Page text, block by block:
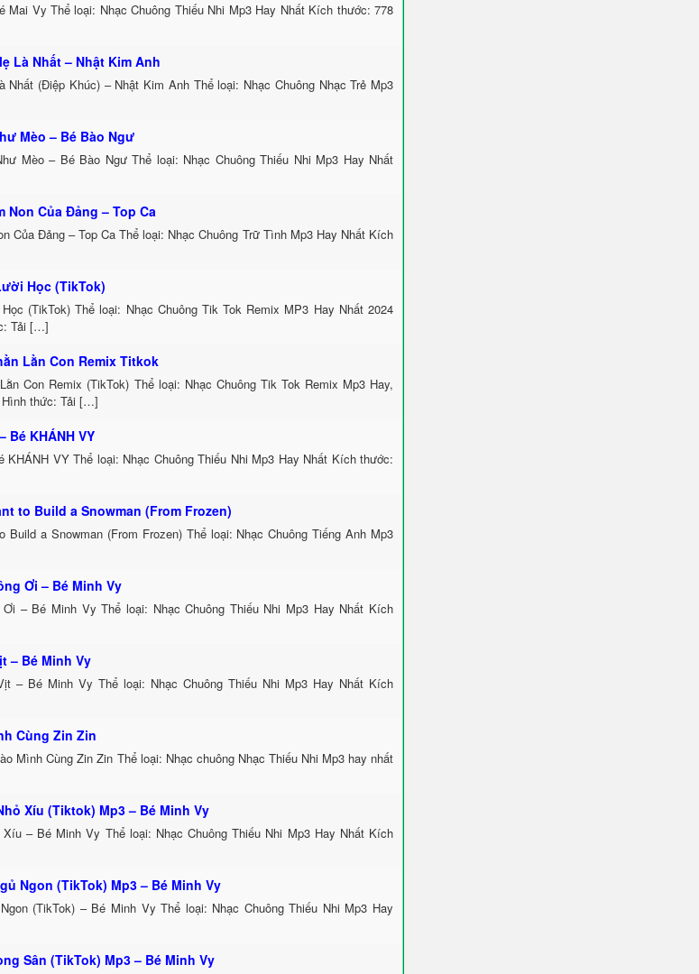
Mai Vy Thể loại: Nhạc Chuông Thiếu Nhi Mp3 Hay Nhất Kích thước: 778
Là Nhất – Nhật Kim Anh
Nhất (Điệp Khúc) – Nhật Kim Anh Thể loại: Nhạc Chuông Nhạc Trẻ Mp3
Mèo – Bé Bào Ngư
Mèo – Bé Bào Ngư Thể loại: Nhạc Chuông Thiếu Nhi Mp3 Hay Nhất
Non Của Đảng – Top Ca
Của Đảng – Top Ca Thể loại: Nhạc Chuông Trữ Tình Mp3 Hay Nhất Kích
Học (TikTok)
(TikTok) Thể loại: Nhạc Chuông Tik Tok Remix MP3 Hay Nhất 2024
Tải […]
Lằn Con Remix Titkok
Con Remix (TikTok) Thể loại: Nhạc Chuông Tik Tok Remix Mp3 Hay,
Hình thức: Tải […]
Bé KHÁNH VY
KHÁNH VY Thể loại: Nhạc Chuông Thiếu Nhi Mp3 Hay Nhất Kích thước:
to Build a Snowman (From Frozen)
Build a Snowman (From Frozen) Thể loại: Nhạc Chuông Tiếng Anh Mp3
Ơi – Bé Minh Vy
Ơi – Bé Minh Vy Thể loại: Nhạc Chuông Thiếu Nhi Mp3 Hay Nhất Kích
– Bé Minh Vy
– Bé Minh Vy Thể loại: Nhạc Chuông Thiếu Nhi Mp3 Hay Nhất Kích
Cùng Zin Zin
Mình Cùng Zin Zin Thể loại: Nhạc chuông Nhạc Thiếu Nhi Mp3 hay nhất
Xíu (Tiktok) Mp3 – Bé Minh Vy
Xíu – Bé Minh Vy Thể loại: Nhạc Chuông Thiếu Nhi Mp3 Hay Nhất Kích
Ngon (TikTok) Mp3 – Bé Minh Vy
(TikTok) – Bé Minh Vy Thể loại: Nhạc Chuông Thiếu Nhi Mp3 Hay
Sân (TikTok) Mp3 – Bé Minh Vy